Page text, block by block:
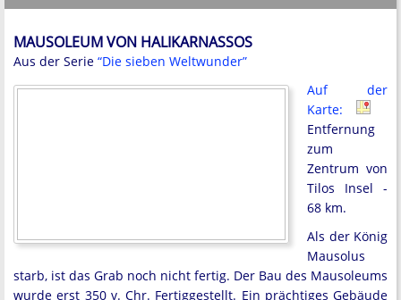
MAUSOLEUM VON HALIKARNASSOS
Aus der Serie “Die sieben Weltwunder”
Auf der
Karte:
Entfernung
zum
Zentrum von
Tilos Insel -
68 km.
Als der König
Mausolus
starb, ist das Grab noch nicht fertig. Der Bau des Mausoleums
wurde erst 350 v. Chr. Fertiggestellt. Ein prächtiges Gebäude